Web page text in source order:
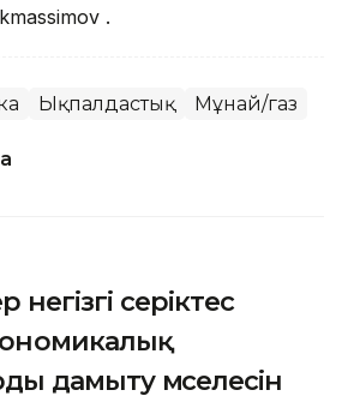
.
Ықпалдастық Мұнай/газ
серіктес
дамыту мәселесін